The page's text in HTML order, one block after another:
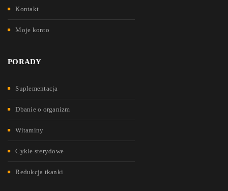
Kontakt
Moje konto
PORADY
Suplementacja
Dbanie o organizm
Witaminy
Cykle sterydowe
Redukcja tkanki